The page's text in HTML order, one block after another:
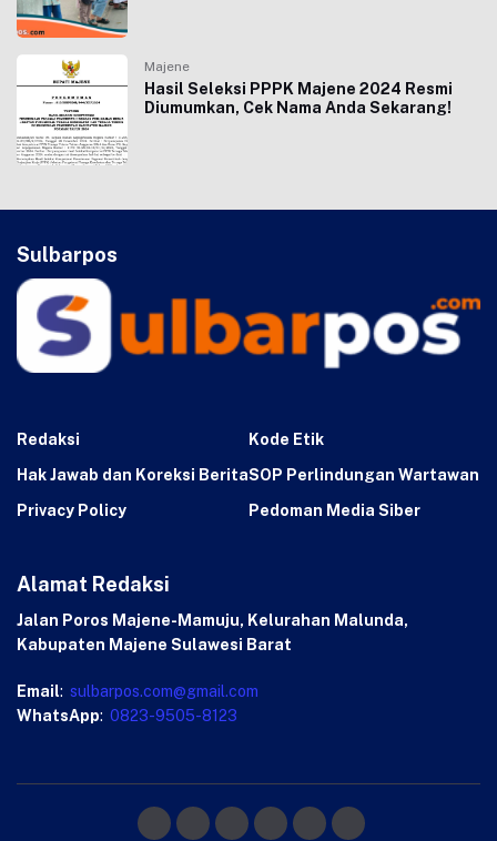
Majene
Hasil Seleksi PPPK Majene 2024 Resmi
Diumumkan, Cek Nama Anda Sekarang!
Sulbarpos
Redaksi
Kode Etik
Hak Jawab dan Koreksi BeritaSOP Perlindungan Wartawan
Privacy Policy
Pedoman Media Siber
Alamat Redaksi
Jalan Poros Majene-Mamuju, Kelurahan Malunda,
Kabupaten Majene Sulawesi Barat
Email: sulbarpos.com@gmail.com
WhatsApp: 0823-9505-8123